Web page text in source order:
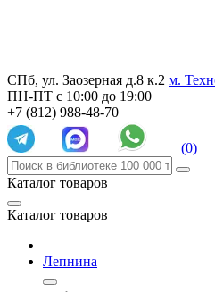
СПб, ул. Заозерная д.8 к.2 м.
ПН-ПТ с 10:00 до 19:00
+7 (812) 988-48-70
(0)
Каталог товаров
Каталог товаров
Лепнина